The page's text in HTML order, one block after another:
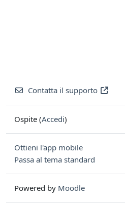
Contatta il supporto
Ospite (Accedi)
Ottieni l'app mobile
Passa al tema standard
Powered by Moodle